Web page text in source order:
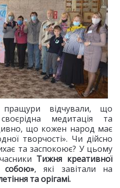
відчували, що
медитація та
що кожен народ має
творчості». Чи дійсно
та заспокоює? У цьому
Тижня креативної
собою», які завітали на
та орігамі.